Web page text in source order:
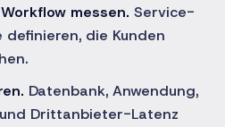
messen. Service-
definieren, die Kunden
Datenbank, Anwendung,
Drittanbieter-Latenz